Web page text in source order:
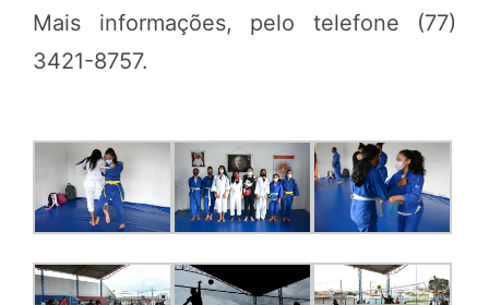
Mais informações, pelo telefone (77)
3421-8757.